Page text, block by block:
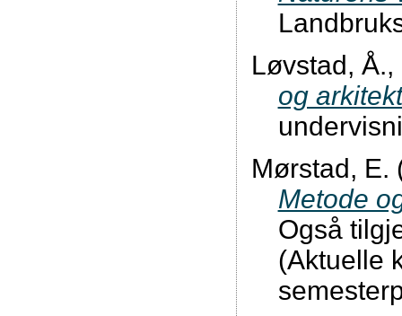
Løvstad,
og
Mørstad, E.
Metode
Også
(Aktuelle